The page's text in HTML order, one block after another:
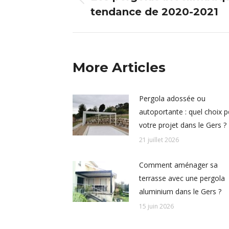
Article
précédent
:
tendance de 2020-2021
More Articles
Pergola adossée ou
autoportante : quel choix
votre projet dans le Gers ?
21 juillet 2026
Comment aménager sa
terrasse avec une pergola
aluminium dans le Gers ?
15 juin 2026